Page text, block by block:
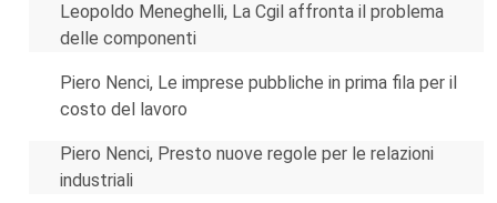
Leopoldo Meneghelli, La Cgil affronta il problema
delle componenti
Piero Nenci, Le imprese pubbliche in prima fila per il
costo del lavoro
Piero Nenci, Presto nuove regole per le relazioni
industriali